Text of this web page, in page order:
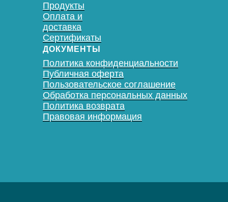
Продукты
Оплата и
доставка
Сертификаты
ДОКУМЕНТЫ
Политика конфиденциальности
Публичная оферта
Пользовательское соглашение
Обработка персональных данных
Политика возврата
Правовая информация